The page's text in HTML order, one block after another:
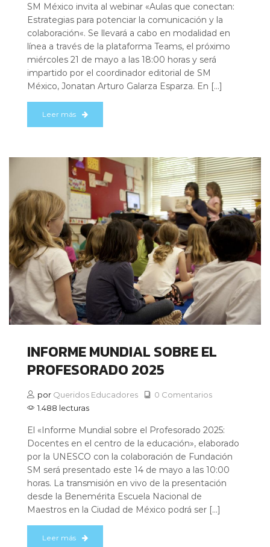
SM México invita al webinar «Aulas que conectan:
Estrategias para potenciar la comunicación y la
colaboración«. Se llevará a cabo en modalidad en
línea a través de la plataforma Teams, el próximo
miércoles 21 de mayo a las 18:00 horas y será
impartido por el coordinador editorial de SM
México, Jonatan Arturo Galarza Esparza. En […]
Leer más
INFORME MUNDIAL SOBRE EL
PROFESORADO 2025
por Queridos Educadores
0 Comentarios
1.488 lecturas
El «Informe Mundial sobre el Profesorado 2025:
Docentes en el centro de la educación», elaborado
por la UNESCO con la colaboración de Fundación
SM será presentado este 14 de mayo a las 10:00
horas. La transmisión en vivo de la presentación
desde la Benemérita Escuela Nacional de
Maestros en la Ciudad de México podrá ser […]
Leer más